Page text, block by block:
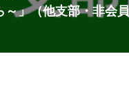
～」（他支部・非会